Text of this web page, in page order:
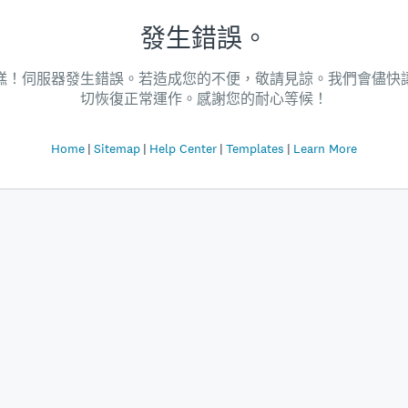
發生錯誤。
！伺服器發生錯誤。若造成您的不便，敬請見諒。我們會儘快
切恢復正常運作。感謝您的耐心等候！
Home Sitemap Help Center Templates Learn More